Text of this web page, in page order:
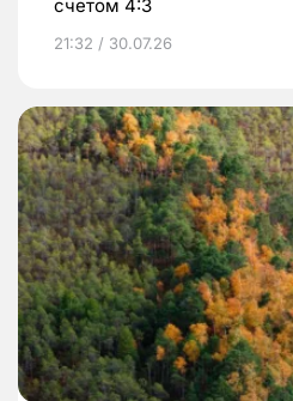
счетом 4:3
21:32 / 30.07.26